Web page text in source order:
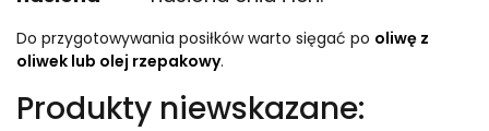
Do przygotowywania posiłków warto sięgać po oliwę z
oliwek lub olej rzepakowy.
Produkty niewskazane: